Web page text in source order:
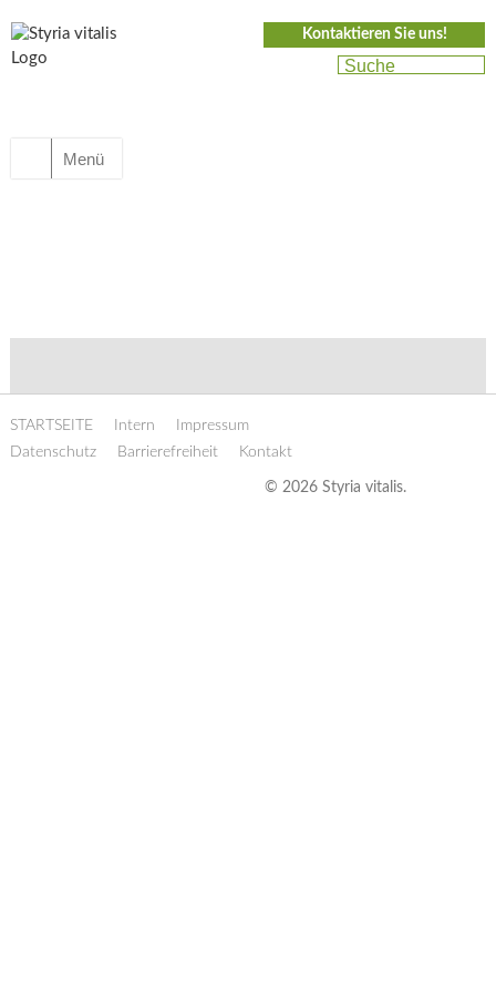
Kontaktieren Sie uns!
Menü
STARTSEITE Intern
Impressum
Datenschutz
Barrierefreiheit Kontakt
© 2026 Styria vitalis.